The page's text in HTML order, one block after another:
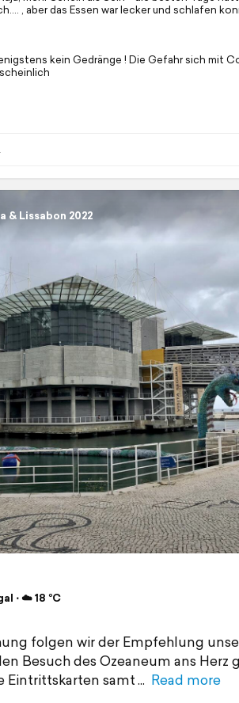
, aber das Essen war lecker und schlafen
kein Gedränge ! Die Gefahr sich mit
& Lissabon 2022
⋅ ☁️ 18 °C
folgen wir der Empfehlung
Besuch des Ozeaneum ans Herz
Eintrittskarten samt
Read more